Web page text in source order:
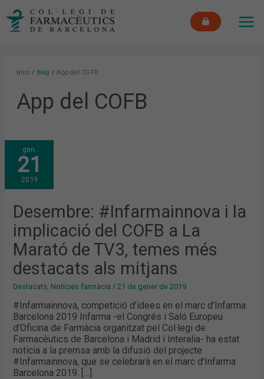
Inici Blog App del COFB
App del COFB
gen.
21
2019
Desembre: #Infarmainnova i la
implicació del COFB a La
Marató de TV3, temes més
destacats als mitjans
Destacats Notícies farmàcia /21 de gener de 2019
#Infarmainnova, competició d’idees en el marc d’Infarma
Barcelona 2019 Infarma -el Congrés i Saló Europeu
d’Oficina de Farmàcia organitzat pel Col·legi de
Farmacèutics de Barcelona i Madrid i Interalia- ha estat
notícia a la premsa amb la difusió del projecte
#Infarmainnova, que se celebrarà en el marc d’Infarma
Barcelona 2019. […]
DESEMBRE:
#INFARMAINNOVA
I
LA
IMPLICACIÓ
DEL
COFB
MARATÓ
DE
TV3,
TEMES
MÉS
DESTACATS
ALS
MITJANS